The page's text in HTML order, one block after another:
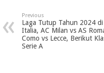
Previous
Laga Tutup Tahun 2024 di
Italia, AC Milan vs AS
Como vs Lecce, Berikut
Serie A